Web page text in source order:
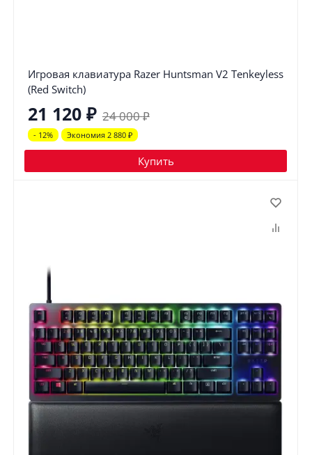
Игровая клавиатура Razer Huntsman V2 Tenkeyless
(Red Switch)
21 120 ₽ 24 000₽
- 12% Экономия 2 880 ₽
Купить